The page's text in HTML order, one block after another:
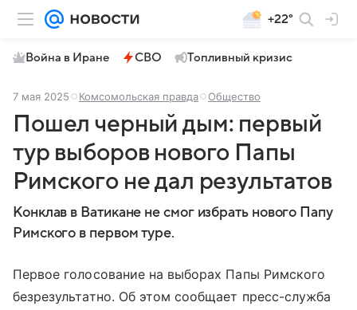
+22°
Война в Иране СВО Топливный кризис
7 мая 2025 Комсомольская правда Общество
Пошел черный дым: первый
тур выборов нового Папы
Римского не дал результатов
Конклав в Ватикане не смог избрать нового Папу
Римского в первом туре.
Первое голосование на выборах Папы Римского
безрезультатно. Об этом сообщает пресс-служба